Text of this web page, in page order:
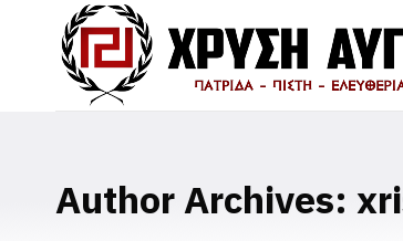
Author Archives: